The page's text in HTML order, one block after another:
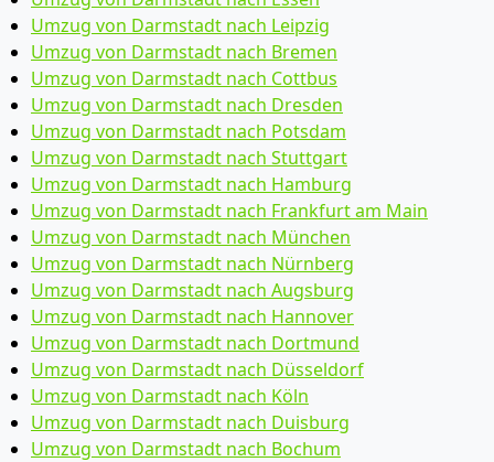
Umzug von Darmstadt nach Leipzig
Umzug von Darmstadt nach Bremen
Umzug von Darmstadt nach Cottbus
Umzug von Darmstadt nach Dresden
Umzug von Darmstadt nach Potsdam
Umzug von Darmstadt nach Stuttgart
Umzug von Darmstadt nach Hamburg
Umzug von Darmstadt nach Frankfurt am Main
Umzug von Darmstadt nach München
Umzug von Darmstadt nach Nürnberg
Umzug von Darmstadt nach Augsburg
Umzug von Darmstadt nach Hannover
Umzug von Darmstadt nach Dortmund
Umzug von Darmstadt nach Düsseldorf
Umzug von Darmstadt nach Köln
Umzug von Darmstadt nach Duisburg
Umzug von Darmstadt nach Bochum